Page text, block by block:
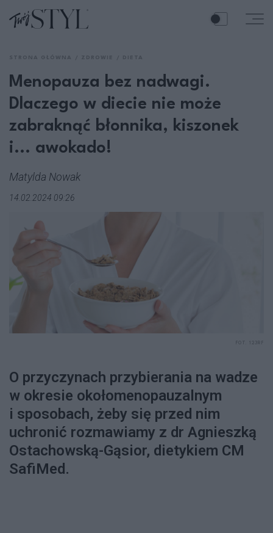
Menopauza bez nadwagi.
Dlaczego w diecie nie może
zabraknąć błonnika, kiszonek
i... awokado!
Matylda Nowak
14.02.2024 09:26
O przyczynach przybierania na wadze
w okresie okołomenopauzalnym
i sposobach, żeby się przed nim
uchronić rozmawiamy z dr Agnieszką
Ostachowską-Gąsior, dietykiem CM
SafiMed.